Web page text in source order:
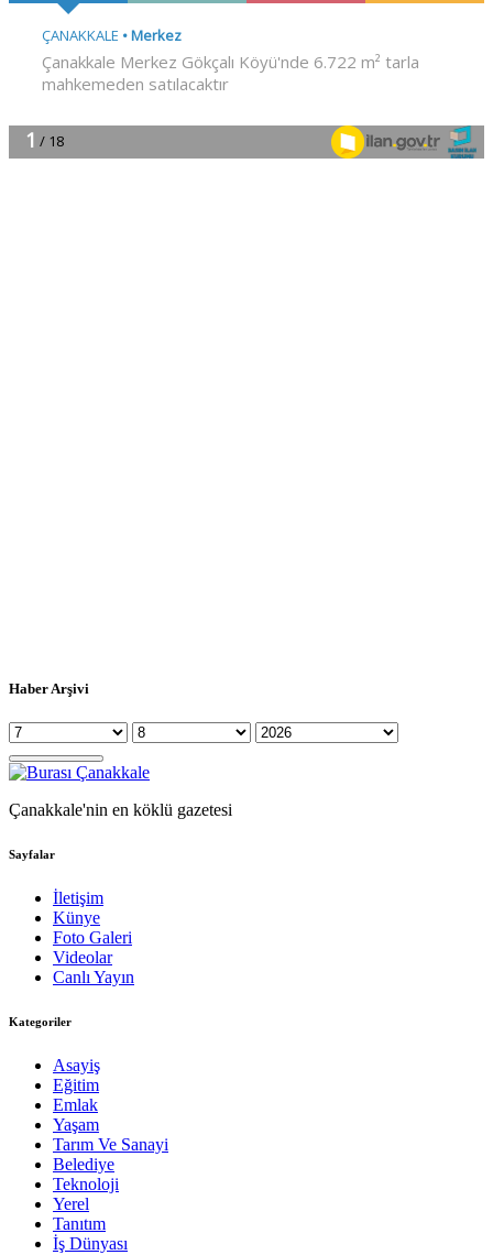
Haber Arşivi
Çanakkale'nin en köklü gazetesi
Sayfalar
İletişim
Künye
Foto Galeri
Videolar
Canlı Yayın
Kategoriler
Asayiş
Eğitim
Emlak
Yaşam
Tarım Ve Sanayi
Belediye
Teknoloji
Yerel
Tanıtım
İş Dünyası